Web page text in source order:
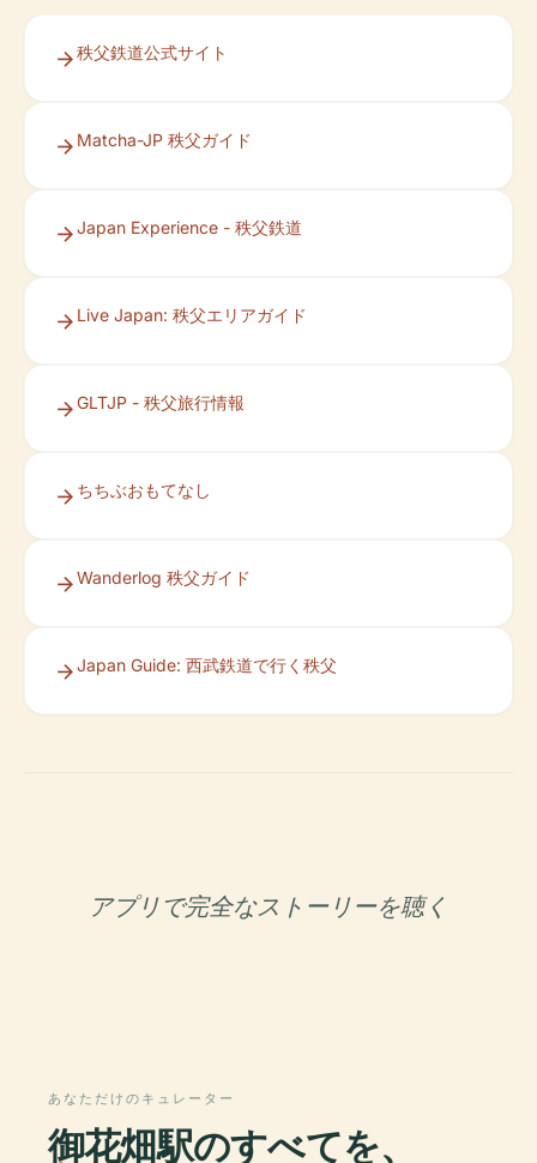
秩父鉄道公式サイト
Matcha-JP 秩父ガイド
Japan Experience - 秩父鉄道
Live Japan: 秩父エリアガイド
GLTJP - 秩父旅行情報
ちちぶおもてなし
Wanderlog 秩父ガイド
Japan Guide: 西武鉄道で行く秩父
アプリで完全なストーリーを聴く
あなただけのキュレーター
御花畑駅のすべてを、